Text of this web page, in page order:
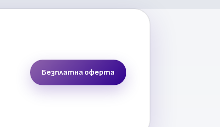
Безплатна оферта